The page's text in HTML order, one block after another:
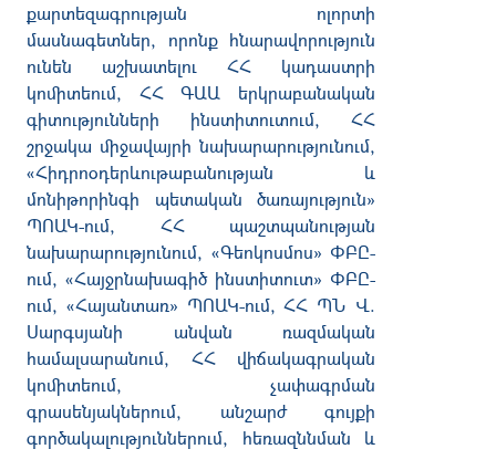
քարտեզագրության ոլորտի
մասնագետներ, որոնք հնարավորություն
ունեն աշխատելու ՀՀ կադաստրի
կոմիտեում, ՀՀ ԳԱԱ երկրաբանական
գիտությունների ինստիտուտում, ՀՀ
շրջակա միջավայրի նախարարությունում,
«Հիդրոօդերևութաբանության և
մոնիթորինգի պետական ծառայություն»
ՊՈԱԿ-ում, ՀՀ պաշտպանության
նախարարությունում, «Գեոկոսմոս» ՓԲԸ-
ում, «Հայջրնախագիծ ինստիտուտ» ՓԲԸ-
ում, «Հայանտառ» ՊՈԱԿ-ում, ՀՀ ՊՆ Վ.
Սարգսյանի անվան ռազմական
համալսարանում, ՀՀ վիճակագրական
կոմիտեում, չափագրման
գրասենյակներում, անշարժ գույքի
գործակալություններում, հեռազննման և